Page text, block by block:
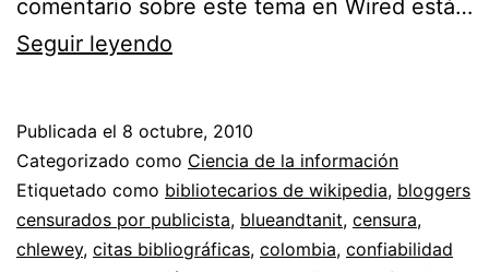
comentario sobre este tema en Wired está…
Seguir leyendo
de
Wikipedia
//
J.J.
Publicada el 8 octubre, 2010
Categorizado como Ciencia de la información
Etiquetado como bibliotecarios de wikipedia, bloggers
censurados por publicista, blueandtanit, censura,
chlewey, citas bibliográficas, colombia, confiabilidad